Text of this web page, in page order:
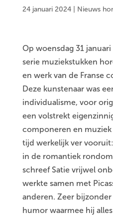
24 januari 2024 Nieuws
Op woensdag 31
serie muziekstukken
en werk van de Franse
Deze kunstenaar was
individualisme, voor
een volstrekt
componeren en muziek
tijd werkelijk ver
in de romantiek
schreef Satie vrijwel
werkte samen met
anderen. Zeer
humor waarmee hij